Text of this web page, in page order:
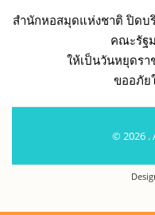
สำนักหอสมุดแห่งชาติ ปิดบ
คณะรัฐ
ให้เป็นวันหยุดรา
ขออภัย
© 2026 .